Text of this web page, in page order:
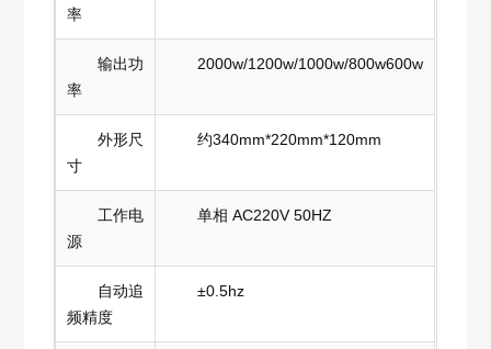
率
输出功
率
2000w/1200w/1000w/800w600w
外形尺
寸
约340mm*220mm*120mm
工作电
源
单相 AC220V 50HZ
自动追
频精度
±0.5hz